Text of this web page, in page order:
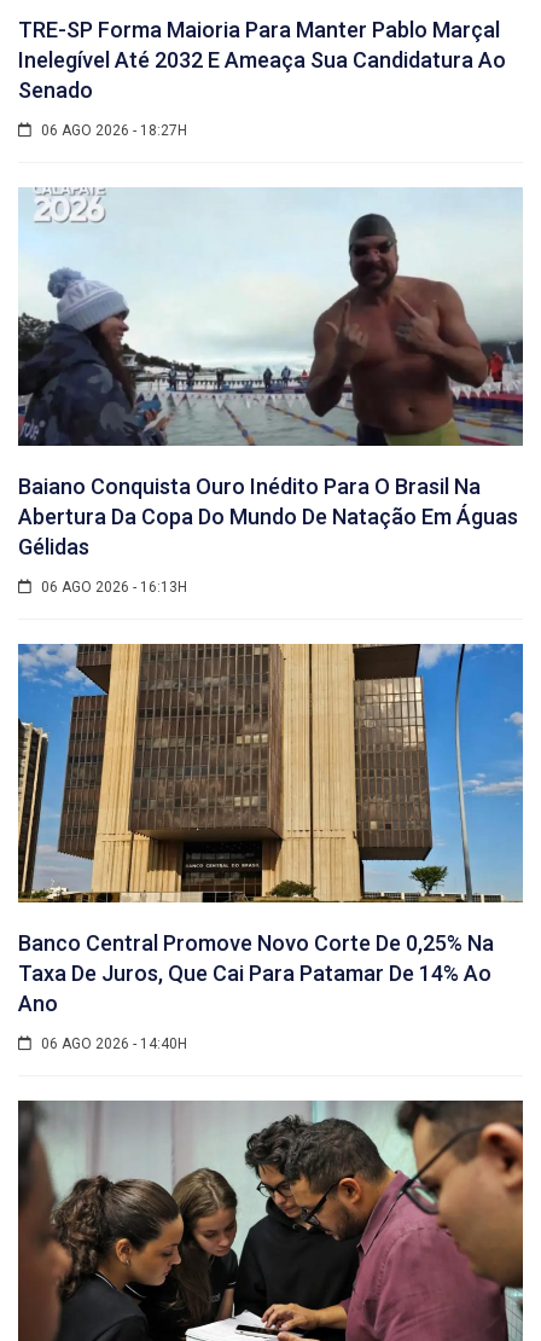
TRE-SP Forma Maioria Para Manter Pablo Marçal
Inelegível Até 2032 E Ameaça Sua Candidatura Ao
Senado
06 AGO 2026 - 18:27H
Baiano Conquista Ouro Inédito Para O Brasil Na
Abertura Da Copa Do Mundo De Natação Em Águas
Gélidas
06 AGO 2026 - 16:13H
Banco Central Promove Novo Corte De 0,25% Na
Taxa De Juros, Que Cai Para Patamar De 14% Ao
Ano
06 AGO 2026 - 14:40H